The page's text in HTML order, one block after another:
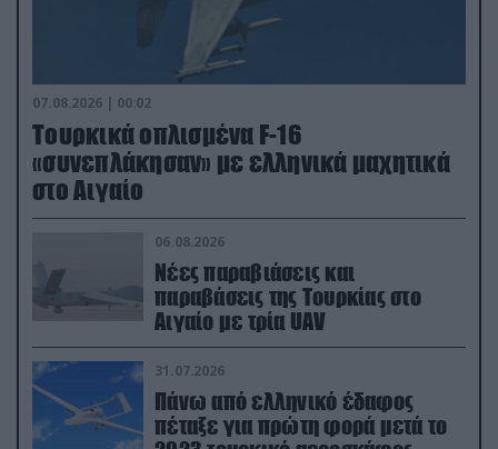
07.08.2026 | 00:02
Τουρκικά οπλισμένα F-16
«συνεπλάκησαν» με ελληνικά μαχητικά
στο Αιγαίο
06.08.2026
Νέες παραβιάσεις και
παραβάσεις της Τουρκίας στο
Αιγαίο με τρία UAV
31.07.2026
Πάνω από ελληνικό έδαφος
πέταξε για πρώτη φορά μετά το